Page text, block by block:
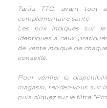
Tarifs TTC, avant tout
complémentaire santé
Les prix indiqués sur
identiques à ceux
de vente indiqué de
conseillé.
Pour vérifier la
magasin, rendez-vous sur
puis cliquez sur le filtre